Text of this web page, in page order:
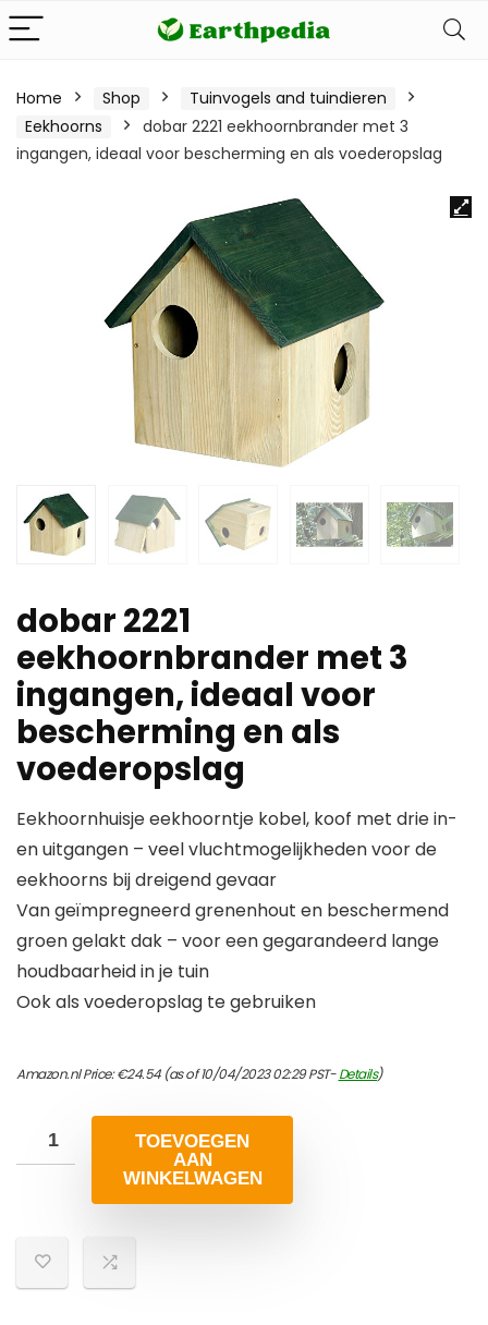
Home Shop
Tuinvogels and tuindieren
Eekhoorns
dobar 2221 eekhoornbrander met 3
ingangen, ideaal voor bescherming en als voederopslag
dobar 2221
eekhoornbrander met 3
ingangen, ideaal voor
bescherming en als
voederopslag
Eekhoornhuisje eekhoorntje kobel, koof met drie in-
en uitgangen – veel vluchtmogelijkheden voor de
eekhoorns bij dreigend gevaar
Van geïmpregneerd grenenhout en beschermend
groen gelakt dak – voor een gegarandeerd lange
houdbaarheid in je tuin
Ook als voederopslag te gebruiken
Amazon.nl Price:€24.54(as of 10/04/2023 02:29 PST-Details)
TOEVOEGEN
AAN
WINKELWAGEN